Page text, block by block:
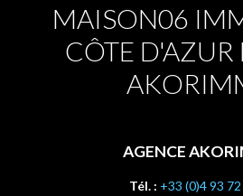
MAISON06
CÔTE D'AZUR
AGENCE
Tél. : +33 (0)4 93 72